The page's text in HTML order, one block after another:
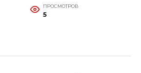
ПРОСМОТРОВ
5